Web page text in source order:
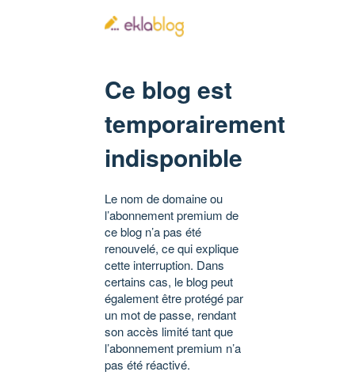
Ce blog est
temporairement
indisponible
Le nom de domaine ou
l’abonnement premium de
ce blog n’a pas été
renouvelé, ce qui explique
cette interruption. Dans
certains cas, le blog peut
également être protégé par
un mot de passe, rendant
son accès limité tant que
l’abonnement premium n’a
pas été réactivé.